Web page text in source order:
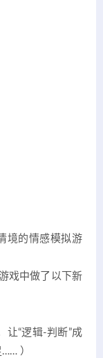
境的情感模拟游
戏中做了以下新
让“逻辑-判断”成
）